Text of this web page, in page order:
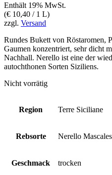
Enthält 19% MwSt.
(€ 10,40 / 1 L)
zzgl. Versand
Rundes Bukett von Röstaromen,
Gaumen konzentriert, sehr dicht
Nachhall. Nerello ist eine der
autochthonen Sorten Siziliens.
Nicht vorrätig
Region Terre Siciliane
Rebsorte Nerello
Geschmack trocken